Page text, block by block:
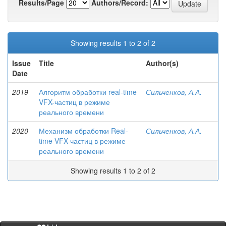
Results/Page
Authors/Record:
Showing results 1 to 2 of 2
Issue
Date
Title Author(s)
2019
Алгоритм обработки real-time
VFX-частиц в режиме
реального времени
Сильченков, А.А.
2020
Механизм обработки Real-
time VFX-частиц в режиме
реального времени
Сильченков, А.А.
Showing results 1 to 2 of 2